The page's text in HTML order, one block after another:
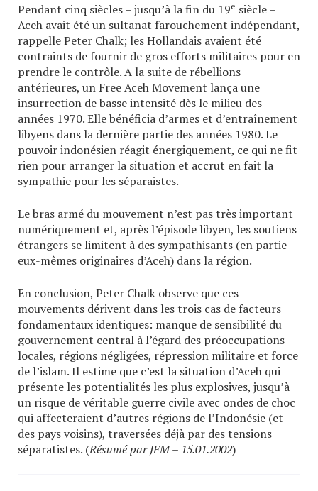
Pendant cinq siècles – jusqu’à la fin du 19e siècle –
Aceh avait été un sultanat farouchement indépendant,
rappelle Peter Chalk; les Hollandais avaient été
contraints de fournir de gros efforts militaires pour en
prendre le contrôle. A la suite de rébellions
antérieures, un Free Aceh Movement lança une
insurrection de basse intensité dès le milieu des
années 1970. Elle bénéficia d’armes et d’entraînement
libyens dans la dernière partie des années 1980. Le
pouvoir indonésien réagit énergiquement, ce qui ne fit
rien pour arranger la situation et accrut en fait la
sympathie pour les séparaistes.
Le bras armé du mouvement n’est pas très important
numériquement et, après l’épisode libyen, les soutiens
étrangers se limitent à des sympathisants (en partie
eux-mêmes originaires d’Aceh) dans la région.
En conclusion, Peter Chalk observe que ces
mouvements dérivent dans les trois cas de facteurs
fondamentaux identiques: manque de sensibilité du
gouvernement central à l’égard des préoccupations
locales, régions négligées, répression militaire et force
de l’islam. Il estime que c’est la situation d’Aceh qui
présente les potentialités les plus explosives, jusqu’à
un risque de véritable guerre civile avec ondes de choc
qui affecteraient d’autres régions de l’Indonésie (et
des pays voisins), traversées déjà par des tensions
séparatistes. (Résumé par JFM – 15.01.2002)